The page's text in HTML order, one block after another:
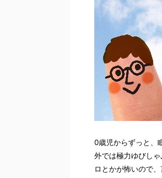
0歳児からずっと、
外では極力ゆびし
ロとかが怖いので